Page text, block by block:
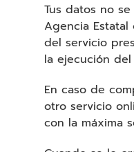
Tus datos no
Agencia
del servicio
la ejecución
En caso de
otro servicio
con la máxima